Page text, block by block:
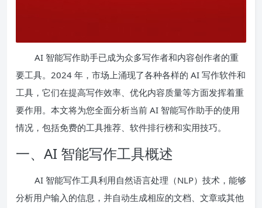
AI 智能写作助手已成为众多写作者和内容创作者的重
要工具。2024 年，市场上涌现了各种各样的 AI 写作软件和
工具，它们在提高写作效率、优化内容质量等方面发挥着重
要作用。本文将为您全面分析当前 AI 智能写作助手的使用
情况，包括免费的工具推荐、软件排行榜和实用技巧。
一、AI 智能写作工具概述
AI 智能写作工具利用自然语言处理（NLP）技术，能够
分析用户输入的信息，并自动生成相应的文档、文章或其他